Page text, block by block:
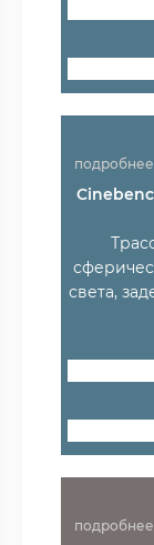
подробнее
света,
подробнее